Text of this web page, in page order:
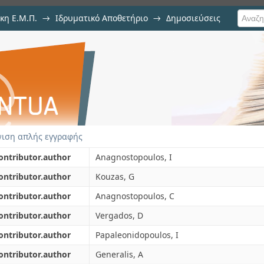
Ε.Μ.Π. → Ιδρυματικό Αποθετήριο → Δημοσιεύσεις
in a large
techniques
απλής εγγραφής
Anagnostopoulos, I
Kouzas, G
Anagnostopoulos, C
Vergados, D
Papaleonidopoulos, I
Generalis, A